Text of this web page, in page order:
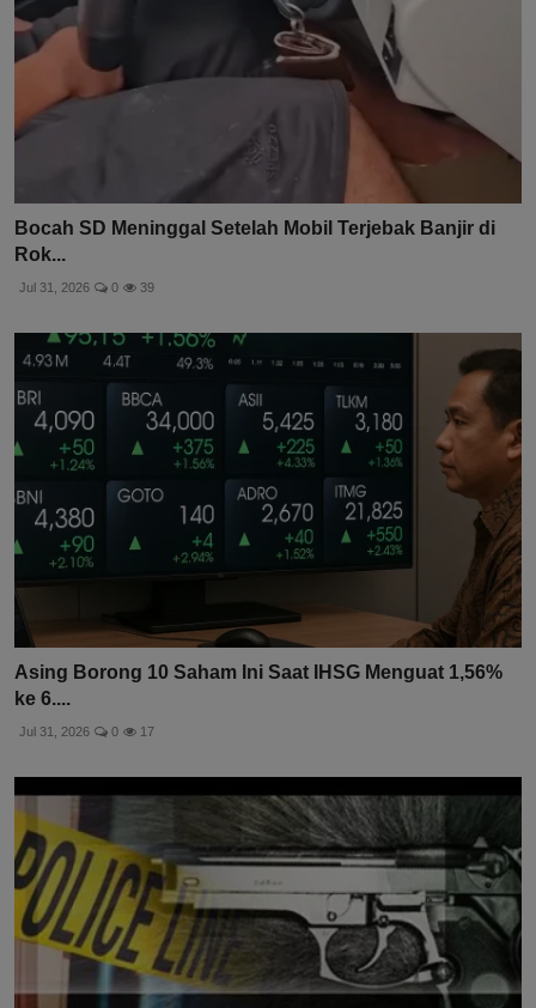
Bocah SD Meninggal Setelah Mobil Terjebak Banjir di
Rok...
Jul 31, 2026 0 39
Asing Borong 10 Saham Ini Saat IHSG Menguat 1,56%
ke 6....
Jul 31, 2026 0 17